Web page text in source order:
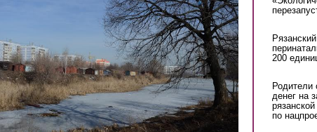
200
Родители
денег на
по